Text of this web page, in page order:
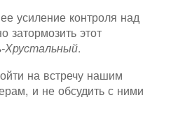
усиление контроля над
затормозить этот
Хрустальный.
на встречу нашим
и не обсудить с ними